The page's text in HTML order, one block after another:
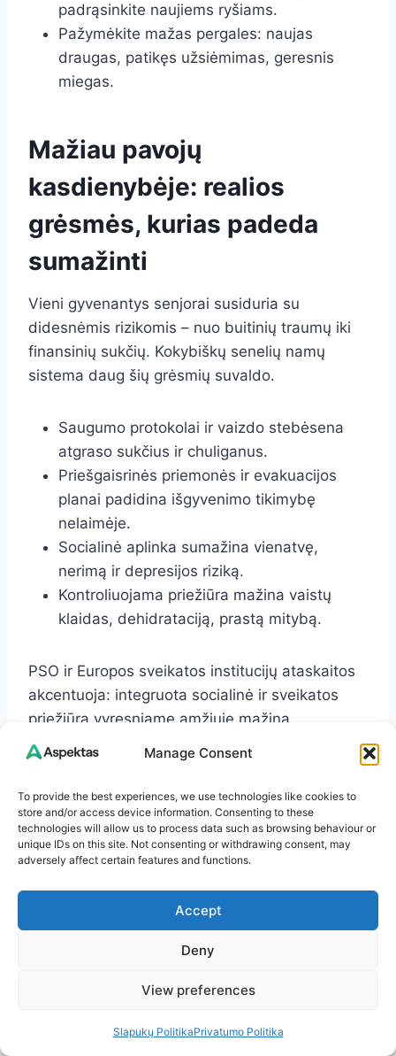
Manage Consent
To provide the best experiences, we use technologies like cookies to
store and/or access device information. Consenting to these
technologies will allow us to process data such as browsing behaviour or
unique IDs on this site. Not consenting or withdrawing consent, may
adversely affect certain features and functions.
Accept
Deny
View preferences
Slapukų PolitikaPrivatumo Politika
padrąsinkite naujiems ryšiams.
Pažymėkite mažas pergales: naujas
draugas, patikęs užsiėmimas, geresnis
miegas.
Mažiau pavojų
kasdienybėje: realios
grėsmės, kurias padeda
sumažinti
Vieni gyvenantys senjorai susiduria su
didesnėmis rizikomis – nuo buitinių traumų iki
finansinių sukčių. Kokybiškų senelių namų
sistema daug šių grėsmių suvaldo.
Saugumo protokolai ir vaizdo stebėsena
atgraso sukčius ir chuliganus.
Priešgaisrinės priemonės ir evakuacijos
planai padidina išgyvenimo tikimybę
nelaimėje.
Socialinė aplinka sumažina vienatvę,
nerimą ir depresijos riziką.
Kontroliuojama priežiūra mažina vaistų
klaidas, dehidrataciją, prastą mitybą.
PSO ir Europos sveikatos institucijų ataskaitos
akcentuoja: integruota socialinė ir sveikatos
priežiūra vyresniame amžiuje mažina
hospitalizacijų skaičių, gerina gyvenimo kokybę
ir prailgina savarankiškumo laikotarpį. Tai nėra
tik teorija – tai apčiuopiamas kasdienybės
pokytis.
Šeimos palengvėjimas:
santykių atstatymas ir
ramus miegas
Kai artimasis gyvena vietoje, kur jam saugu ir
gera, šeima vėl tampa šeima. Vietoje nuolatinių